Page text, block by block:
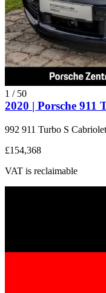
1 / 50
2020 | Porsche 911
992 911 Turbo S
£154,368
VAT is reclaimable